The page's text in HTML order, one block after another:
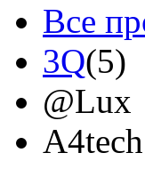
Все
3Q(5)
@Lux
A4tech